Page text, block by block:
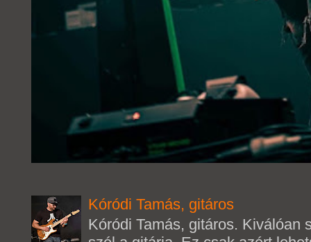
Kóródi Tamás, gitáros
Kóródi Tamás, gitáros. Kiválóan